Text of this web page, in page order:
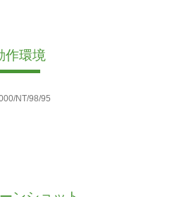
作環境
NT/98/95